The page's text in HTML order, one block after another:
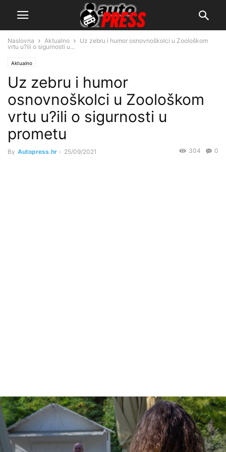
Naslovna Aktualno
Uz zebru i humor osnovnoškolci u Zoološkom
vrtu u?ili o sigurnosti u...
Aktualno
Uz zebru i humor
osnovnoškolci u Zoološkom
vrtu u?ili o sigurnosti u
prometu
By Autopress.hr - 25/09/2021 0
304